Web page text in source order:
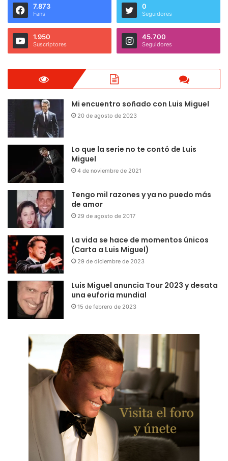
7.873
Fans
0
Seguidores
1.950
Suscriptores
45.700
Seguidores
Mi encuentro soñado con Luis Miguel
20 de agosto de 2023
Lo que la serie no te contó de Luis
Miguel
4 de noviembre de 2021
Tengo mil razones y ya no puedo más
de amor
29 de agosto de 2017
La vida se hace de momentos únicos
(Carta a Luis Miguel)
29 de diciembre de 2023
Luis Miguel anuncia Tour 2023 y desata
una euforia mundial
15 de febrero de 2023